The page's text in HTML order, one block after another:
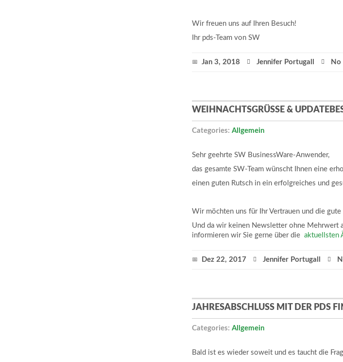
Wir freuen uns auf Ihren Besuch!
Ihr pds-Team von SW
Jan 3, 2018 Jennifer Portugall No
WEIHNACHTSGRÜSSE &
Categories: Allgemein
Sehr geehrte SW BusinessWare-Anwender,
das gesamte SW-Team wünscht Ihnen eine
einen guten Rutsch in ein erfolgreiches und
Wir möchten uns für Ihr Vertrauen und die
Und da wir keinen Newsletter ohne Mehrwert
informieren wir Sie gerne über die aktuellsten
Dez 22, 2017 Jennifer Portugall
JAHRESABSCHLUSS MIT DER PDS
Categories: Allgemein
Bald ist es wieder soweit und es taucht die